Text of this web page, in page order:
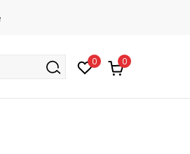
u trgovini
0 0